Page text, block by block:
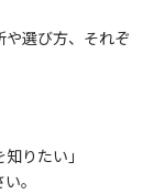
選び方、それぞ
りたい」
。